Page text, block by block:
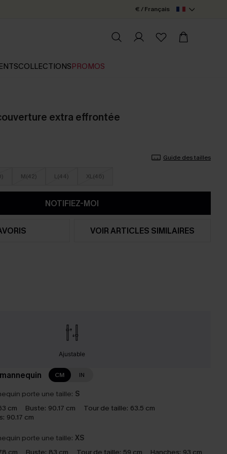
€ / Français
COLLECTIONSPROMOS
extra effrontée
Guide des tailles
M(42) L(44) XL(46)
NOTIFIEZ-MOI
VOIR ARTICLES SIMILAIRES
Ajustable
CM IN
porte une taille: S
cm
Buste: 90.17 cm Tour de taille: 63.5 cm
90.17 cm
porte une taille: XS
cm
Buste: 83 cm Tour de taille: 59 cm Hanches: 93 cm